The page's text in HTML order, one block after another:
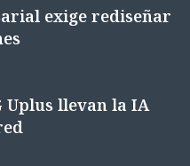
exige rediseñar
Uplus llevan la IA